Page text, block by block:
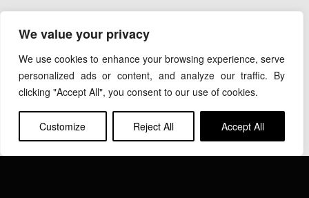
We value your privacy
We use cookies to enhance your browsing experience, serve
personalized ads or content, and analyze our traffic. By
clicking "Accept All", you consent to our use of cookies.
Customize Reject All Accept All
ООО «ИНДУКТОТЕРМ»
111250, Москва, проезд Завода Серп и Молот, д. 6,
корп. 1, оф. 407
Тел.:+7(495) 139-69-45
Email:info@inductotherm.ru
INDUCTOTHERM GROUP